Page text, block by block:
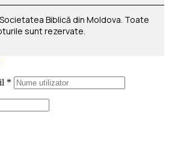
Biblică din Moldova. Toate
sunt rezervate.
*